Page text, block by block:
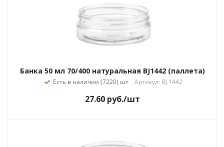
Банка 50 мл 70/400 натуральная BJ1442 (паллета)
Есть в наличии (7220) Артикул: BJ 1442
27.60 руб./шт